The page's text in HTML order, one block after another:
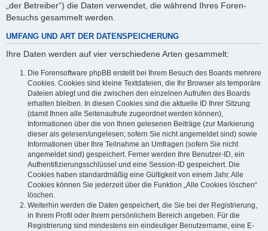
„der Betreiber“) die Daten verwendet, die während Ihres Foren-
Besuchs gesammelt werden.
UMFANG UND ART DER DATENSPEICHERUNG
Ihre Daten werden auf vier verschiedene Arten gesammelt:
Die Forensoftware phpBB erstellt bei Ihrem Besuch des Boards mehrere
Cookies. Cookies sind kleine Textdateien, die Ihr Browser als temporäre
Dateien ablegt und die zwischen den einzelnen Aufrufen des Boards
erhalten bleiben. In diesen Cookies sind die aktuelle ID Ihrer Sitzung
(damit Ihnen alle Seitenaufrufe zugeordnet werden können),
Informationen über die von Ihnen gelesenen Beiträge (zur Markierung
dieser als gelesen/ungelesen; sofern Sie nicht angemeldet sind) sowie
Informationen über Ihre Teilnahme an Umfragen (sofern Sie nicht
angemeldet sind) gespeichert. Ferner werden Ihre Benutzer-ID, ein
Authentifizierungsschlüssel und eine Session-ID gespeichert. Die
Cookies haben standardmäßig eine Gültigkeit von einem Jahr. Alle
Cookies können Sie jederzeit über die Funktion „Alle Cookies löschen“
löschen.
Weiterhin werden die Daten gespeichert, die Sie bei der Registrierung,
in Ihrem Profil oder Ihrem persönlichem Bereich angeben. Für die
Registrierung sind mindestens ein eindeutiger Benutzername, eine E-